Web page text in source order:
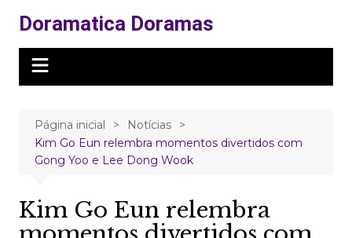
para
conteúdo
Doramatica Doramas
Página inicial
Notícias
Kim Go Eun relembra momentos divertidos com
Gong Yoo e Lee Dong Wook
Kim Go Eun relembra